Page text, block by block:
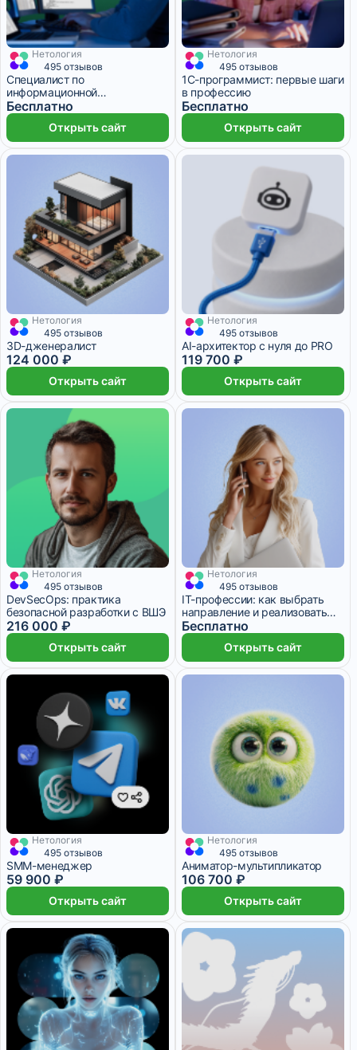
1 месяц
Нетология
495 отзывов
Специалист по
информационной
безопасности: старт карьеры
Бесплатно
Открыть сайт
1 месяц
Нетология
495 отзывов
1С-программист: первые шаги
в профессию
Бесплатно
Открыть сайт
3 825 ₽/мес 13 месяцев
Нетология
495 отзывов
3D-дженералист
124 000 ₽
Открыть сайт
3 693 ₽/мес 8 месяцев
Нетология
495 отзывов
AI-архитектор с нуля до PRO
119 700 ₽
Открыть сайт
6 000 ₽/мес 6 месяцев
Нетология
495 отзывов
DevSecOps: практика
безопасной разработки с ВШЭ
216 000 ₽
Открыть сайт
1 месяц
Нетология
495 отзывов
IT-профессии: как выбрать
направление и реализовать
себя
Бесплатно
Открыть сайт
2 772 ₽/мес 5 месяцев
Нетология
495 отзывов
SMM-менеджер
59 900 ₽
Открыть сайт
3 293 ₽/мес 11 месяцев
Нетология
495 отзывов
Аниматор-мультипликатор
106 700 ₽
Открыть сайт